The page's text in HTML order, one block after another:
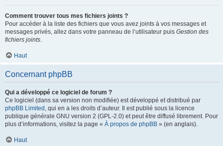
Comment trouver tous mes fichiers joints ?
Pour accéder à la liste des fichiers que vous avez joints à vos messages et
messages privés, allez dans votre panneau de l’utilisateur puis Gestion des
fichiers joints.
Haut
Concernant phpBB
Qui a développé ce logiciel de forum ?
Ce logiciel (dans sa version non modifiée) est développé et distribué par
phpBB Limited , qui en a les droits d’auteur. Il est publié sous la licence
publique générale GNU version 2 (GPL-2.0) et peut être diffusé librement. Pour
plus d’informations, visitez la page « À propos de phpBB » (en anglais).
Haut